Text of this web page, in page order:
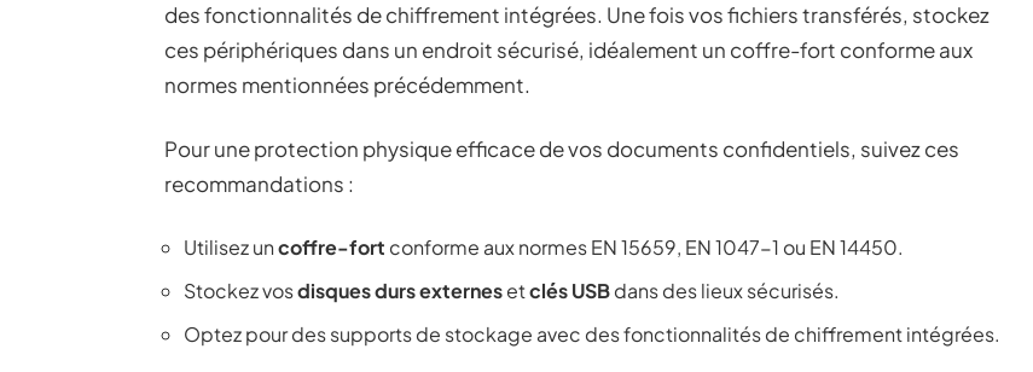
des fonctionnalités de chiffrement intégrées. Une fois vos fichiers transférés, stockez
ces périphériques dans un endroit sécurisé, idéalement un coffre-fort conforme aux
normes mentionnées précédemment.
Pour une protection physique efficace de vos documents confidentiels, suivez ces
recommandations :
Utilisez uncoffre-fort conforme aux normes EN 15659, EN 1047-1 ou EN 14450.
Stockez vosdisques durs externesetclés USBdans des lieux sécurisés.
Optez pour des supports de stockage avec des fonctionnalités de chiffrement intégrées.